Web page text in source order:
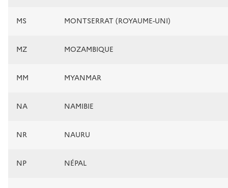
MS MONTSERRAT (ROYAUME-UNI)
MZ MOZAMBIQUE
MM MYANMAR
NA NAMIBIE
NR NAURU
NP NÉPAL